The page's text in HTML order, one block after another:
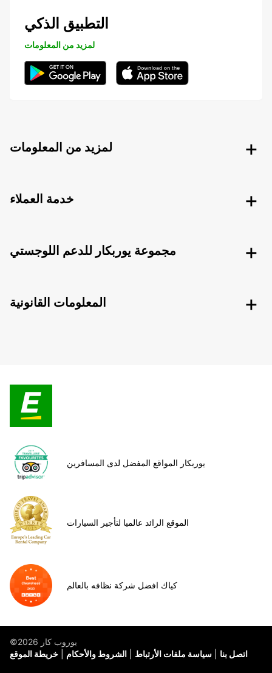
التطبيق الذكي
لمزيد من المعلومات
لمزيد من المعلومات
خدمة العملاء
مجموعة يوربكار للدعم اللوجستي
المعلومات القانونية
يوربكار المواقع المفضل لدى المسافرين
الموقع الرائد عالميا لتأجير السيارات
كياك افضل شركة نظافه بالعالم
©يوروب كار 2026
خريطة الموقع
الشروط والأحكام سياسة ملفات الأرتباط اتصل بنا